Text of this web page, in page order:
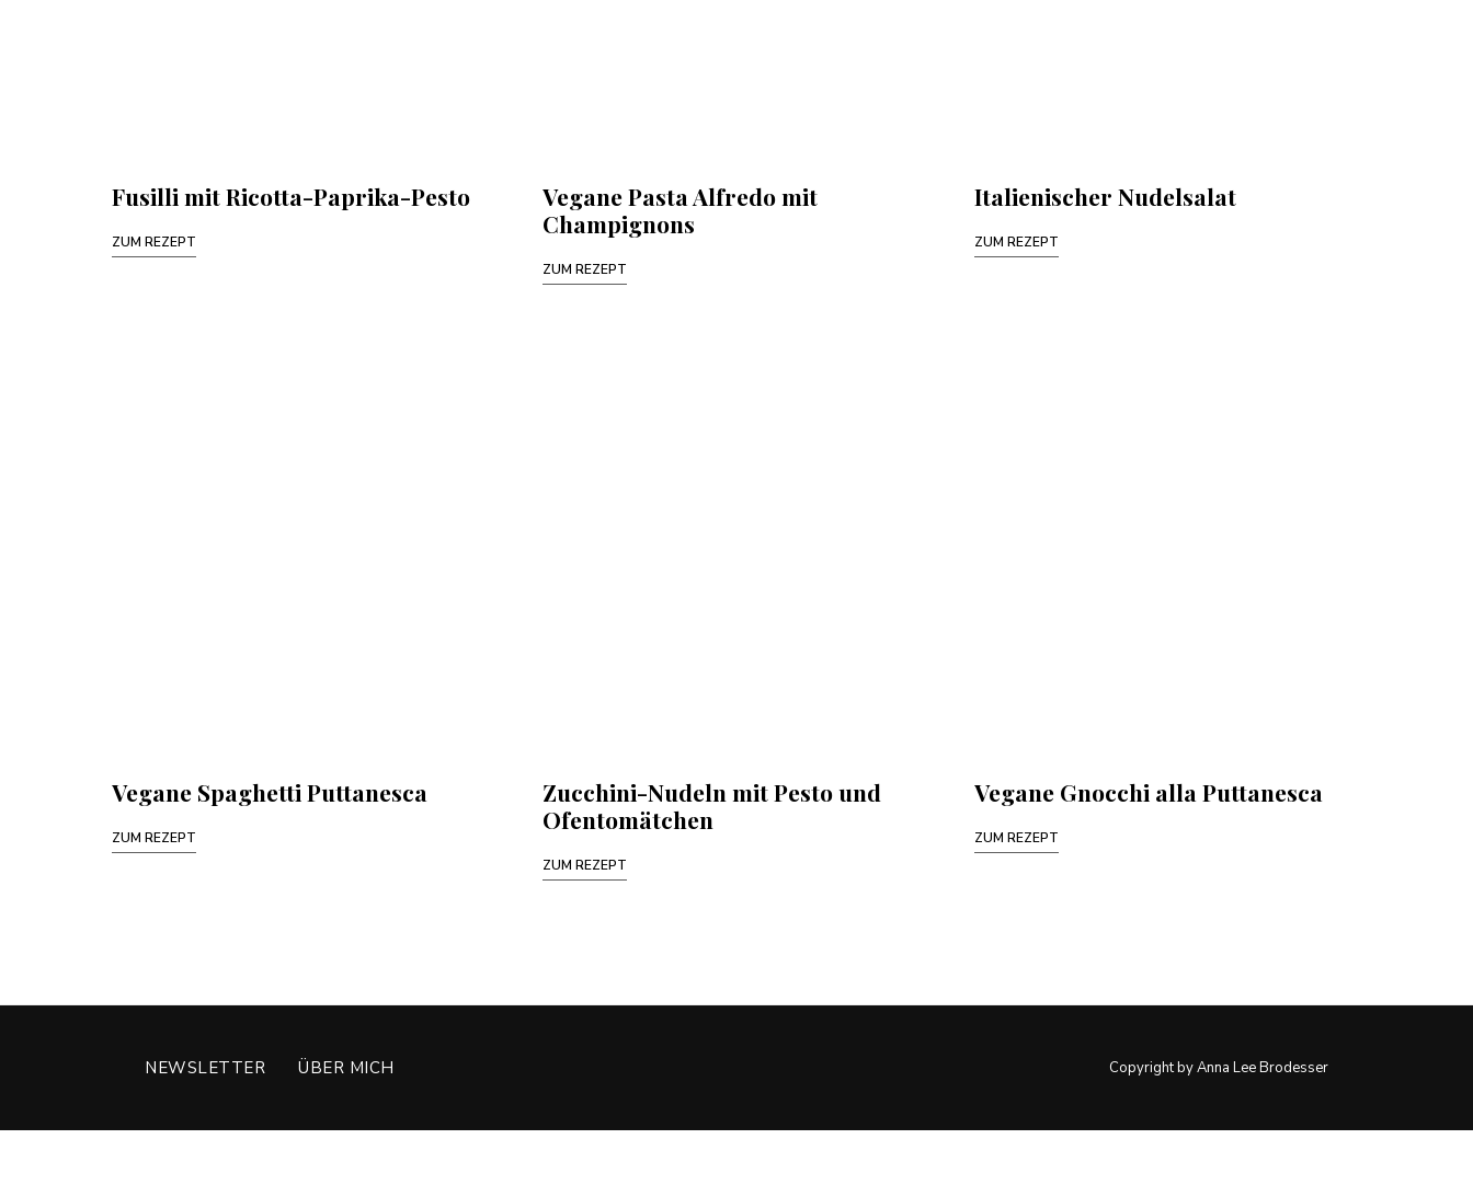
Fusilli mit Ricotta-Paprika-Pesto
ZUM REZEPT
Vegane Pasta Alfredo mit
Champignons
ZUM REZEPT
Italienischer Nudelsalat
ZUM REZEPT
Vegane Spaghetti Puttanesca
ZUM REZEPT
Zucchini-Nudeln mit Pesto und
Ofentomätchen
ZUM REZEPT
Vegane Gnocchi alla Puttanesca
ZUM REZEPT
NEWSLETTER ÜBER MICH Copyright by Anna Lee Brodesser